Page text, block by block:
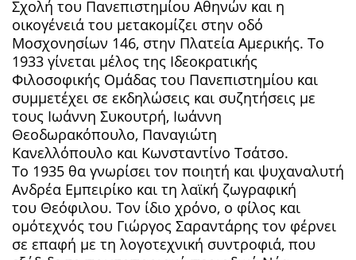
Σχολή του Πανεπιστημίου Αθηνών και η
οικογένειά του μετακομίζει στην οδό
Μοσχονησίων 146, στην Πλατεία Αμερικής. Το
1933 γίνεται μέλος της Ιδεοκρατικής
Φιλοσοφικής Ομάδας του Πανεπιστημίου και
συμμετέχει σε εκδηλώσεις και συζητήσεις με
τους Ιωάννη Συκουτρή, Ιωάννη
Θεοδωρακόπουλο, Παναγιώτη
Κανελλόπουλο και Κωνσταντίνο Τσάτσο.
Το 1935 θα γνωρίσει τον ποιητή και ψυχαναλυτή
Ανδρέα Εμπειρίκο και τη λαϊκή ζωγραφική
του Θεόφιλου. Τον ίδιο χρόνο, ο φίλος και
ομότεχνός του Γιώργος Σαραντάρης τον φέρνει
σε επαφή με τη λογοτεχνική συντροφιά, που